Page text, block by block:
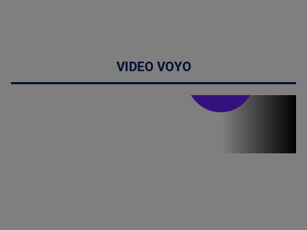
VIDEO VOYO